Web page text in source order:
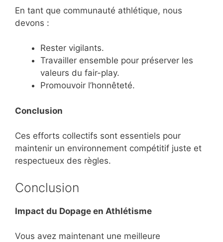
En tant que communauté athlétique, nous
devons :
Rester vigilants.
Travailler ensemble pour préserver les
valeurs du fair-play.
Promouvoir l’honnêteté.
Conclusion
Ces efforts collectifs sont essentiels pour
maintenir un environnement compétitif juste et
respectueux des règles.
Conclusion
Impact du Dopage en Athlétisme
Vous avez maintenant une meilleure